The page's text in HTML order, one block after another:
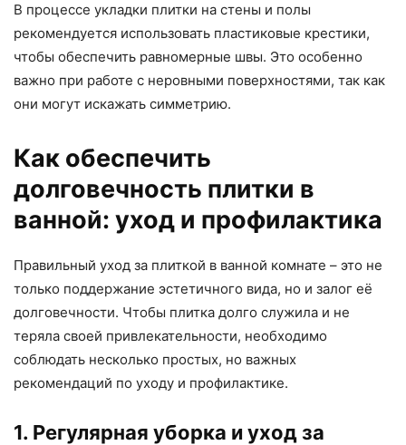
В процессе укладки плитки на стены и полы
рекомендуется использовать пластиковые крестики,
чтобы обеспечить равномерные швы. Это особенно
важно при работе с неровными поверхностями, так как
они могут искажать симметрию.
Как обеспечить
долговечность плитки в
ванной: уход и профилактика
Правильный уход за плиткой в ванной комнате – это не
только поддержание эстетичного вида, но и залог её
долговечности. Чтобы плитка долго служила и не
теряла своей привлекательности, необходимо
соблюдать несколько простых, но важных
рекомендаций по уходу и профилактике.
1. Регулярная уборка и уход за